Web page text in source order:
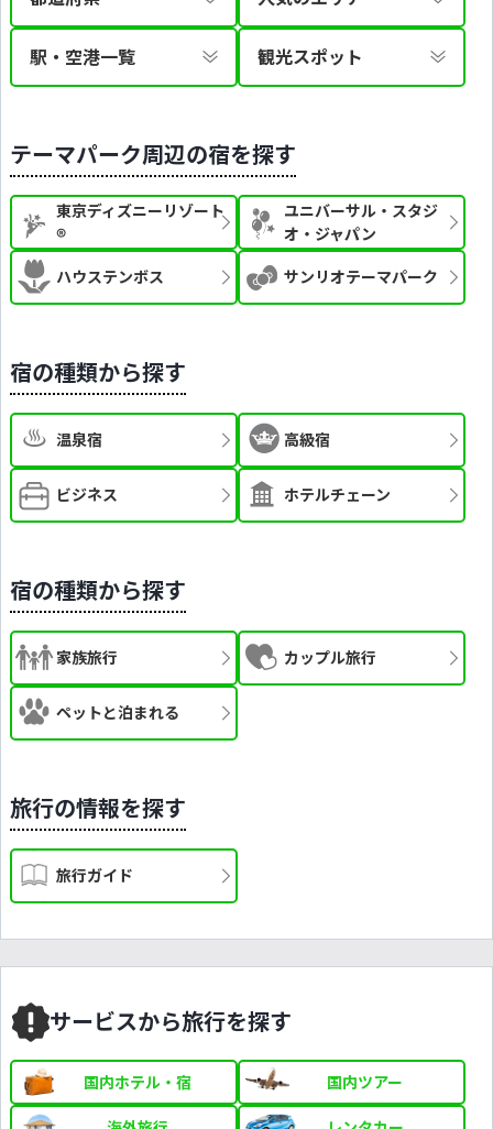
駅・空港一覧 観光スポット
テーマパーク周辺の宿を探す
東京ディズニーリゾート
®
ユニバーサル・スタジ
オ・ジャパン
ハウステンボス サンリオテーマパーク
宿の種類から探す
温泉宿 高級宿
ビジネス ホテルチェーン
宿の種類から探す
家族旅行 カップル旅行
ペットと泊まれる
旅行の情報を探す
旅行ガイド
サービスから旅行を探す
国内ホテル・宿 国内ツアー